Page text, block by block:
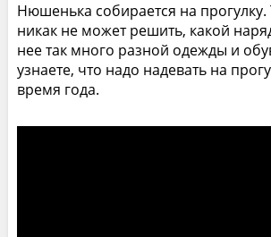
Нюшенька собирается на прогулку.
никак не может решить, какой
нее так много разной одежды и
узнаете, что надо надевать на
время года.